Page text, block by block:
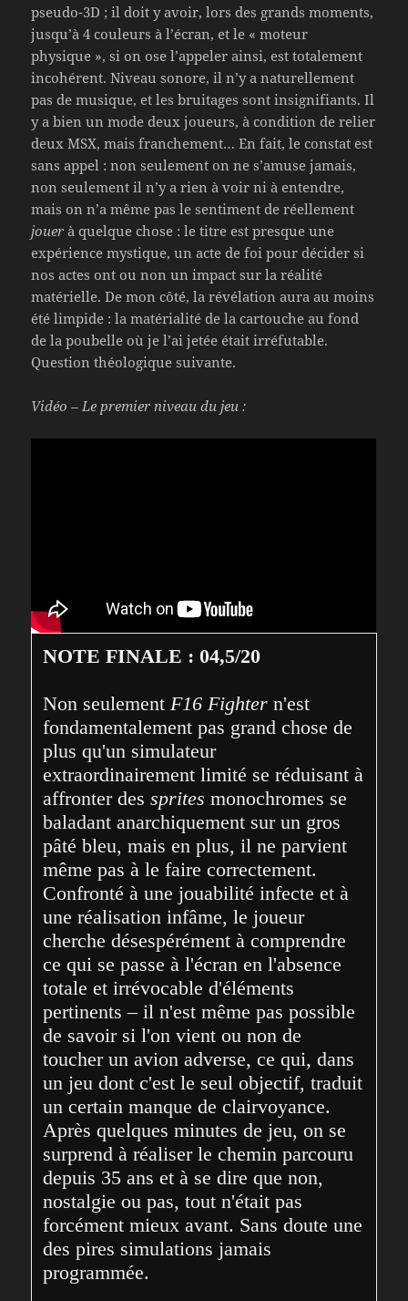
pseudo-3D ; il doit y avoir, lors des grands moments,
jusqu’à 4 couleurs à l’écran, et le « moteur
physique », si on ose l’appeler ainsi, est totalement
incohérent. Niveau sonore, il n’y a naturellement
pas de musique, et les bruitages sont insignifiants. Il
y a bien un mode deux joueurs, à condition de relier
deux MSX, mais franchement… En fait, le constat est
sans appel : non seulement on ne s’amuse jamais,
non seulement il n’y a rien à voir ni à entendre,
mais on n’a même pas le sentiment de réellement
jouer à quelque chose : le titre est presque une
expérience mystique, un acte de foi pour décider si
nos actes ont ou non un impact sur la réalité
matérielle. De mon côté, la révélation aura au moins
été limpide : la matérialité de la cartouche au fond
de la poubelle où je l’ai jetée était irréfutable.
Question théologique suivante.
Vidéo – Le premier niveau du jeu :
NOTE FINALE : 04,5/20
Non seulement F16 Fighter n'est
fondamentalement pas grand chose de
plus qu'un simulateur
extraordinairement limité se réduisant à
affronter des sprites monochromes se
baladant anarchiquement sur un gros
pâté bleu, mais en plus, il ne parvient
même pas à le faire correctement.
Confronté à une jouabilité infecte et à
une réalisation infâme, le joueur
cherche désespérément à comprendre
ce qui se passe à l'écran en l'absence
totale et irrévocable d'éléments
pertinents – il n'est même pas possible
de savoir si l'on vient ou non de
toucher un avion adverse, ce qui, dans
un jeu dont c'est le seul objectif, traduit
un certain manque de clairvoyance.
Après quelques minutes de jeu, on se
surprend à réaliser le chemin parcouru
depuis 35 ans et à se dire que non,
nostalgie ou pas, tout n'était pas
forcément mieux avant. Sans doute une
des pires simulations jamais
programmée.